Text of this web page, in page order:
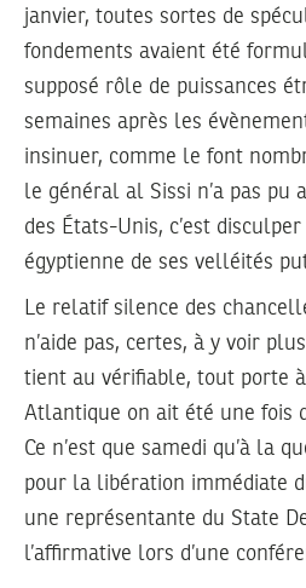
janvier, toutes sortes de
fondements avaient été
supposé rôle de puissances
semaines après les
insinuer, comme le font
le général al Sissi n’a pas pu
des États-Unis, c’est
égyptienne de ses velléités
Le relatif silence des
n’aide pas, certes, à y voir
tient au vérifiable, tout porte
Atlantique on ait été une fois
Ce n’est que samedi qu’à la
pour la libération immédiate
une représentante du State
l’affirmative lors d’une